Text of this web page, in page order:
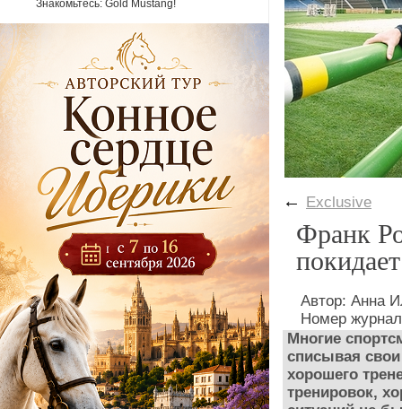
Знакомьтесь: Gold Mustang!
← Exclusive
Франк
Автор: Анна
Номер
Многие
списывая
хорошего
тренировок,